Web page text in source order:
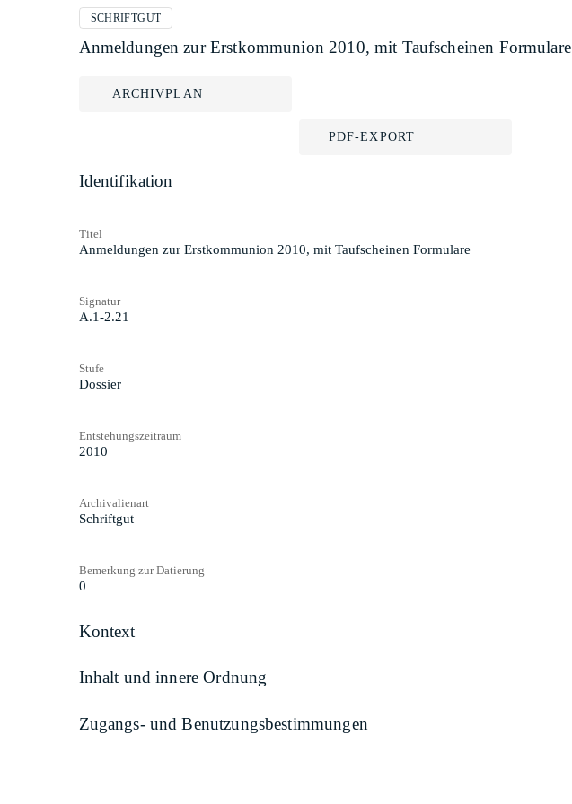
SCHRIFTGUT
Anmeldungen zur Erstkommunion 2010, mit Taufscheinen Formulare
ARCHIVPLAN
PDF-EXPORT
Identifikation
Titel
Anmeldungen zur Erstkommunion 2010, mit Taufscheinen Formulare
Signatur
A.1-2.21
Stufe
Dossier
Entstehungszeitraum
2010
Archivalienart
Schriftgut
Bemerkung zur Datierung
0
Kontext
Inhalt und innere Ordnung
Zugangs- und Benutzungsbestimmungen